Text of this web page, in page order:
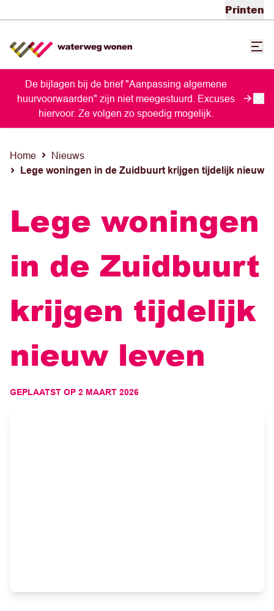
Printen
De bijlagen bij de brief "Aanpassing algemene
huurvoorwaarden" zijn niet meegestuurd. Excuses
hiervoor. Ze volgen zo spoedig mogelijk.
Home Nieuws
Lege woningen in de Zuidbuurt krijgen tijdelijk nieuw
Lege woningen
in de Zuidbuurt
krijgen tijdelijk
nieuw leven
GEPLAATST OP 2 MAART 2026